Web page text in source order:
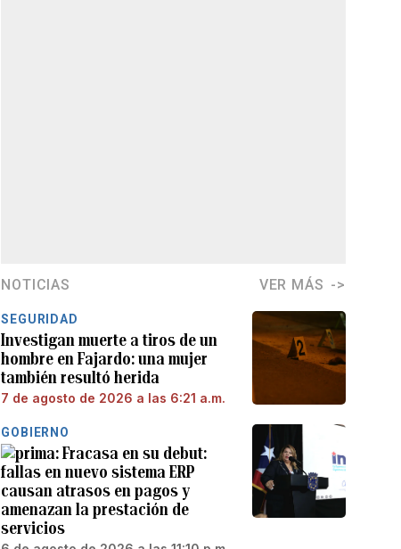
NOTICIAS VER MÁS
SEGURIDAD
Investigan muerte a tiros de un
hombre en Fajardo: una mujer
también resultó herida
7 de agosto de 2026 a las 6:21 a.m.
GOBIERNO
Fracasa en su debut:
fallas en nuevo sistema ERP
causan atrasos en pagos y
amenazan la prestación de
servicios